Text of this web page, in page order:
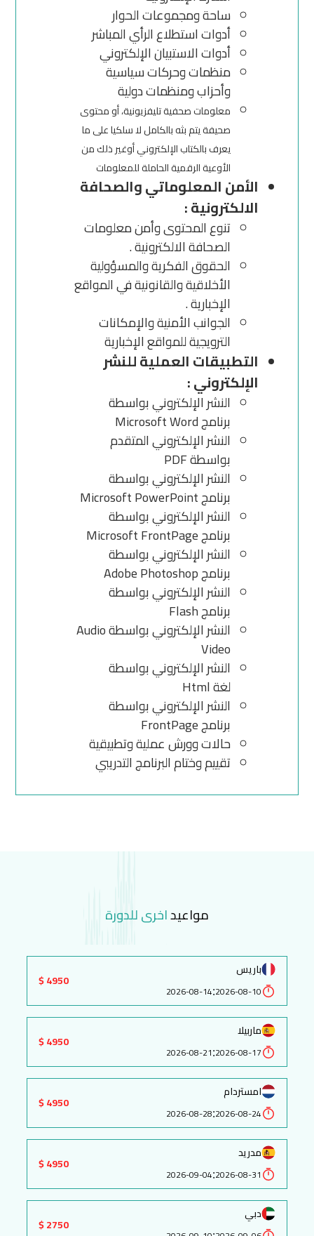
ساحة ومجموعات الحوار
أدوات استطلاع الرأي المباشر
أدوات الاستبيان الإلكتروني
منظمات وحركات سياسية
وأحزاب ومنظمات دولية
معلومات صحفية تليفزيونية، أو محتوى
صحيفة يتم بثه بالكامل لا سلكيا على ما
يعرف بالكتاب الإلكتروني أوغير ذلك من
الأوعية الرقمية الحاملة للمعلومات
الأمن المعلوماتي والصحافة
الالكترونية :
تنوع المحتوى وأمن معلومات
الصحافة الالكترونية .
الحقوق الفكرية والمسؤولية
الأخلاقية والقانونية في المواقع
الإخبارية .
الجوانب الأمنية والإمكانات
الترويجية للمواقع الإخبارية
التطبيقات العملية للنشر
الإلكتروني :
النشر الإلكتروني بواسطة
برنامج Microsoft Word
النشر الإلكتروني المتقدم
بواسطة PDF
النشر الإلكتروني بواسطة
برنامج Microsoft PowerPoint
النشر الإلكتروني بواسطة
برنامج Microsoft FrontPage
النشر الإلكتروني بواسطة
برنامج Adobe Photoshop
النشر الإلكتروني بواسطة
برنامج Flash
النشر الإلكتروني بواسطة Audio
Video
النشر الإلكتروني بواسطة
لغة Html
النشر الإلكتروني بواسطة
برنامج FrontPage
حالات وورش عملية وتطبيقية
تقييم وختام البرنامج التدريبي
مواعيداخرى للدورة
باريس
2026-08-10
:
2026-08-14
4950 $
ماربيلا
2026-08-17
:
2026-08-21
4950 $
امستردام
2026-08-24
:
2026-08-28
4950 $
مدريد
2026-08-31
:
2026-09-04
4950 $
دبي
2750 $